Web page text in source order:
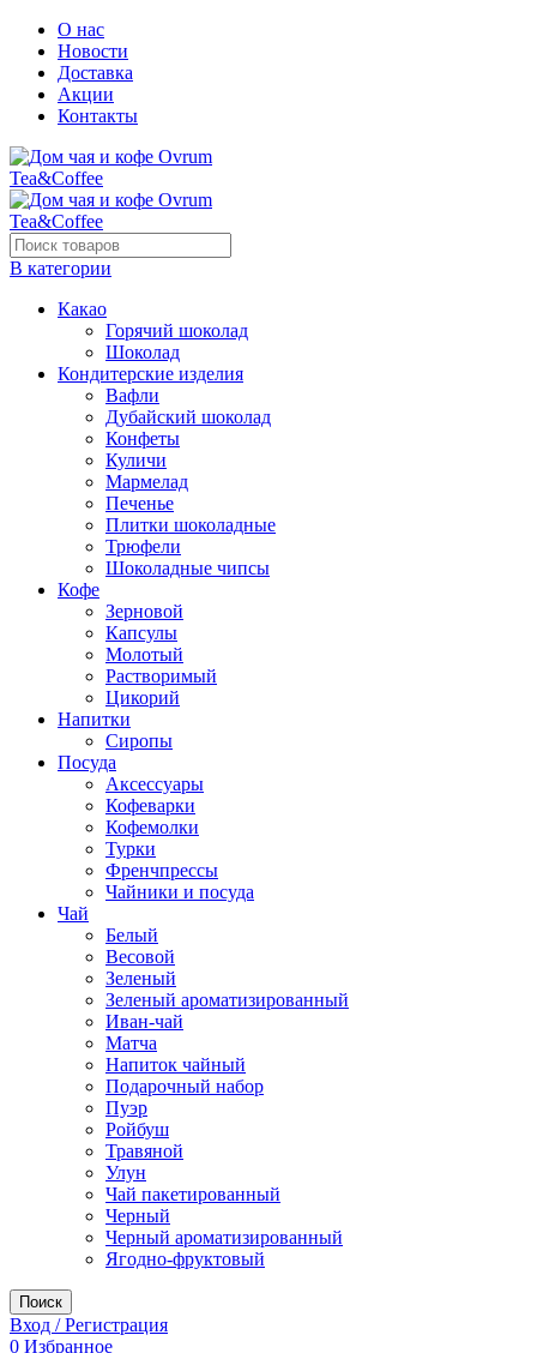
О нас
Новости
Доставка
Акции
Контакты
В категории
Какао
Горячий шоколад
Шоколад
Кондитерские изделия
Вафли
Дубайский шоколад
Конфеты
Куличи
Мармелад
Печенье
Плитки шоколадные
Трюфели
Шоколадные чипсы
Кофе
Зерновой
Капсулы
Молотый
Растворимый
Цикорий
Напитки
Сиропы
Посуда
Аксессуары
Кофеварки
Кофемолки
Турки
Френчпрессы
Чайники и посуда
Чай
Белый
Весовой
Зеленый
Зеленый ароматизированный
Иван-чай
Матча
Напиток чайный
Подарочный набор
Пуэр
Ройбуш
Травяной
Улун
Чай пакетированный
Черный
Черный ароматизированный
Ягодно-фруктовый
Поиск
Вход / Регистрация
0 Избранное